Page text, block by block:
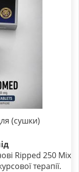
(сушки)
Ripped 250 Mix
терапії.